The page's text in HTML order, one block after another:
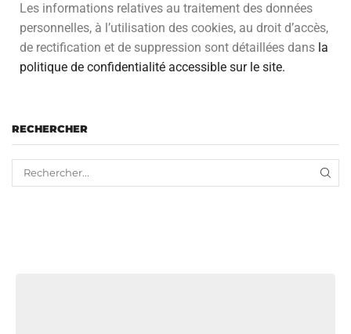
Les informations relatives au traitement des données
personnelles, à l’utilisation des cookies, au droit d’accès,
de rectification et de suppression sont détaillées dans la
politique de confidentialité accessible sur le site.
RECHERCHER